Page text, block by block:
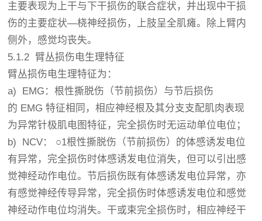
主要表现为上干与下干损伤的联合症状，并出现中干损
伤的主要症状—桡神经损伤，上肢呈全肌瘫。除上臂内
侧外，感觉均丧失。
5.1.2 臂丛损伤电生理特征
臂丛损伤电生理特征为：
a) EMG：根性撕脱伤（节前损伤）与节后损伤
的 EMG 特征相同，相应神经根及其分支支配肌肉表现
为异常针极肌电图特征，完全损伤时无运动单位电位；
b) NCV： ○1根性撕脱伤（节前损伤）的体感诱发电位
有异常，完全损伤时体感诱发电位消失，但可以引出感
觉神经动作电位。节后损伤既有体感诱发电位异常，亦
有感觉神经传导异常，完全损伤时体感诱发电位和感觉
神经动作电位均消失。干或束完全损伤时，相应神经干